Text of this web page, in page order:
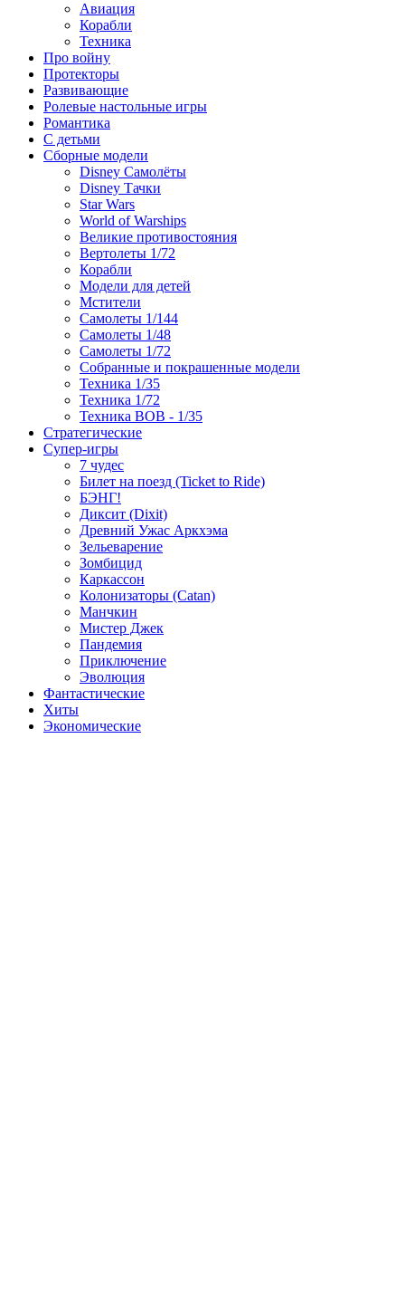
Авиация
Корабли
Техника
Про войну
Протекторы
Развивающие
Ролевые настольные игры
Романтика
С детьми
Сборные модели
Disney Самолёты
Disney Тачки
Star Wars
World of Warships
Великие противостояния
Вертолеты 1/72
Корабли
Модели для детей
Мстители
Самолеты 1/144
Самолеты 1/48
Самолеты 1/72
Собранные и покрашенные модели
Техника 1/35
Техника 1/72
Техника ВОВ - 1/35
Стратегические
Супер-игры
7 чудес
Билет на поезд (Ticket to Ride)
БЭНГ!
Диксит (Dixit)
Древний Ужас Аркхэма
Зельеварение
Зомбицид
Каркассон
Колонизаторы (Catan)
Манчкин
Мистер Джек
Пандемия
Приключение
Эволюция
Фантастические
Хиты
Экономические